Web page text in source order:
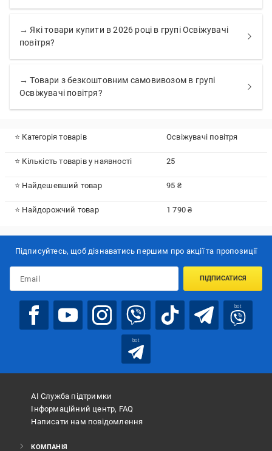
→ Які товари купити в 2026 році в групі Освіжувачі
повітря?
→ Товари з безкоштовним самовивозом в групі
Освіжувачі повітря?
⭐ Категорія товарів Освіжувачі повітря
⭐ Кількість товарів у наявності 25
⭐ Найдешевший товар 95 ₴
⭐ Найдорожчий товар 1 790 ₴
Підписуйтесь, щоб дізнаватись першим про акції та пропозиції
ПІДПИСАТИСЯ
bot
bot
АІ Служба підтримки
Інформаційний центр, FAQ
Написати нам повідомлення
КОМПАНІЯ